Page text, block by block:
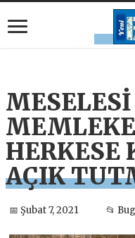
AÇIK
📅 Şubat 7, 2021 📂